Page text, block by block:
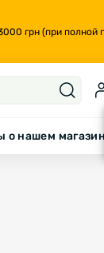
грн (при полной
о нашем